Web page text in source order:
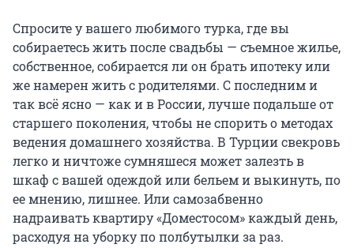
Спросите у вашего любимого турка, где вы
собираетесь жить после свадьбы — съемное жилье,
собственное, собирается ли он брать ипотеку или
же намерен жить с родителями. С последним и
так всё ясно — как и в России, лучше подальше от
старшего поколения, чтобы не спорить о методах
ведения домашнего хозяйства. В Турции свекровь
легко и ничтоже сумняшеся может залезть в
шкаф с вашей одеждой или бельем и выкинуть, по
ее мнению, лишнее. Или самозабвенно
надраивать квартиру «Доместосом» каждый день,
расходуя на уборку по полбутылки за раз.